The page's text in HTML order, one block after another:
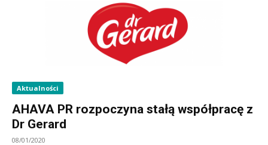
Aktualności
AHAVA PR rozpoczyna stałą współpracę z
Dr Gerard
08/01/2020